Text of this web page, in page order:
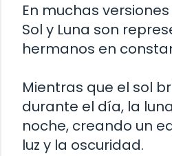
En muchas
Sol y Luna son
hermanos en
Mientras que el sol
durante el día, la
noche, creando un
luz y la oscuridad.